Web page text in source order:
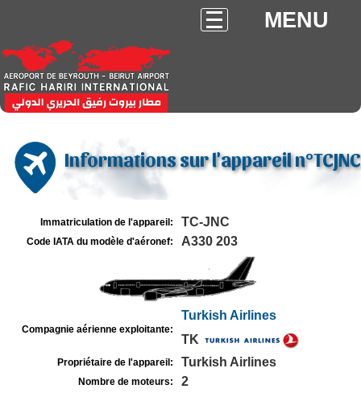
MENU
Informations sur l'appareil n°TCJNC
Immatriculation de l'appareil: TC-JNC
Code IATA du modèle d'aéronef: A330 203
Compagnie aérienne exploitante:
Turkish Airlines
TK
Propriétaire de l'appareil: Turkish Airlines
Nombre de moteurs: 2